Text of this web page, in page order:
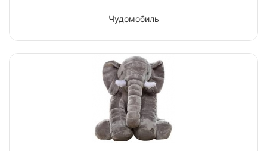
Чудомобиль